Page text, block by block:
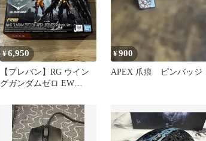
¥6,950
【プレバン】RG ウイン
グガンダムゼロ EW
¥900
APEX 爪痕 ピンバッジ